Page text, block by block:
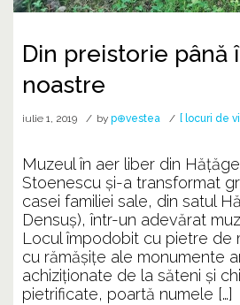
Din preistorie până
noastre
iulie 1, 2019 by p⊕vestea [ locuri de
Muzeul în aer liber din
Stoenescu şi-a transformat
casei familiei sale, din satul
Densuş), într-un adevărat
Locul împodobit cu pietre de
cu rămăşiţe ale monumente
achiziţionate de la săteni şi
pietrificate, poartă numele […]